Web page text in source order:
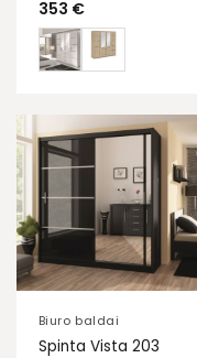
353 €
Biuro baldai
Spinta Vista 203